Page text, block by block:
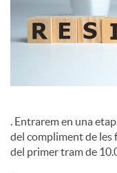
a
. Entrarem en una
del compliment de les
del primer tram de